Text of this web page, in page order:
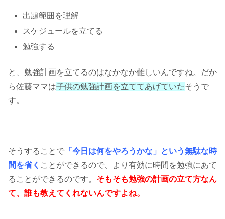
出題範囲を理解
スケジュールを立てる
勉強する
と、勉強計画を立てるのはなかなか難しいんですね。だか
ら佐藤ママは子供の勉強計画を立ててあげていたそうで
す。
そうすることで 「今日は何をやろうかな」という無駄な時
間を省く ことができるので、より有効に時間を勉強にあて
ることができるのです。 そもそも勉強の計画の立て方なん
て、誰も教えてくれないんですよね。